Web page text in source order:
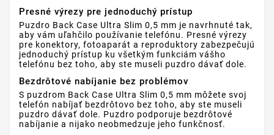
Presné výrezy pre jednoduchý prístup
Puzdro Back Case Ultra Slim 0,5 mm je navrhnuté tak,
aby vám uľahčilo používanie telefónu. Presné výrezy
pre konektory, fotoaparát a reproduktory zabezpečujú
jednoduchý prístup ku všetkým funkciám vášho
telefónu bez toho, aby ste museli puzdro dávať dole.
Bezdrôtové nabíjanie bez problémov
S puzdrom Back Case Ultra Slim 0,5 mm môžete svoj
telefón nabíjať bezdrôtovo bez toho, aby ste museli
puzdro dávať dole. Puzdro podporuje bezdrôtové
nabíjanie a nijako neobmedzuje jeho funkčnosť.